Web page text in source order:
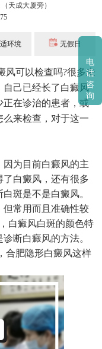
天成大厦旁）
环境 无假日
可以检查吗?很多未
自己已经长了白癜风
正在诊治的患者，或
来检查，对于这一
为目前白癜风的主
白癜风，还有很多
斑是不是白癜风。
但常用而且准确性较
白癜风白斑的颜色特
断白癜风的方法。
合肥隐形白癜风这样
电
话
咨
询